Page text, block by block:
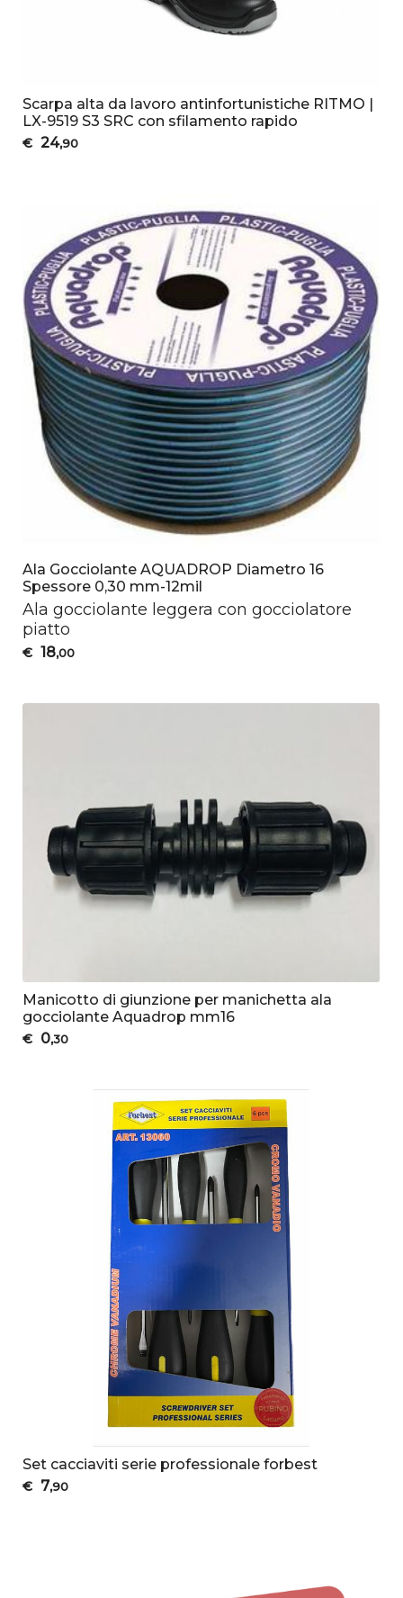
Scarpa alta da lavoro antinfortunistiche RITMO |
LX-9519 S3 SRC con sfilamento rapido
€ 24,90
Ala Gocciolante AQUADROP Diametro 16
Spessore 0,30 mm-12mil
Ala gocciolante leggera con gocciolatore
piatto
€ 18,00
Manicotto di giunzione per manichetta ala
gocciolante Aquadrop mm16
€ 0,30
Set cacciaviti serie professionale forbest
€ 7,90